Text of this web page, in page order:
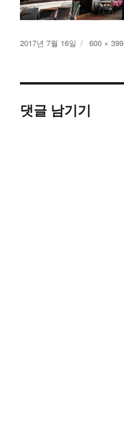
작
자
2017년 7월 16일
전
기
600 × 399
댓글 남기기